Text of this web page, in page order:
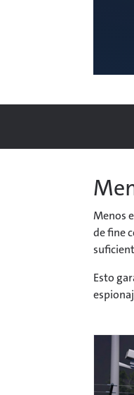
Menos
de fine
Esto